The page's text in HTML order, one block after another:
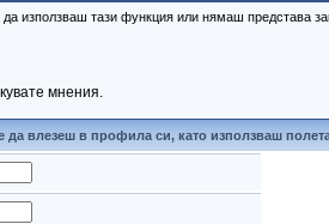
използваш тази функция или нямаш представа
мнения.
влезеш в профила си, като използваш